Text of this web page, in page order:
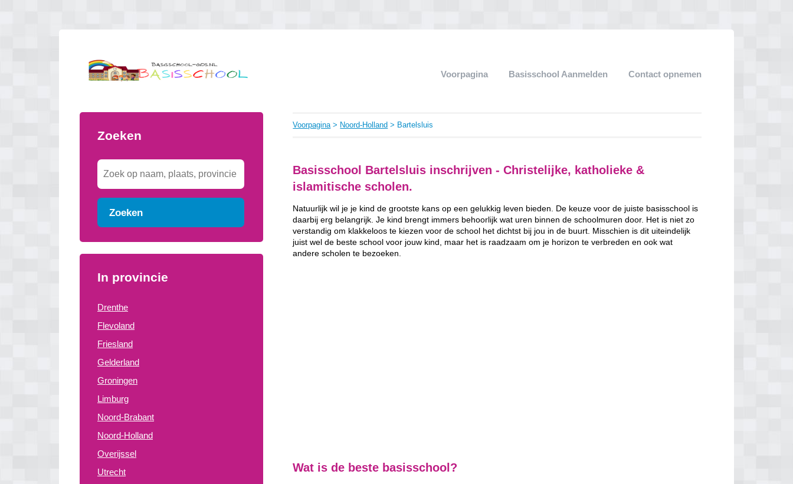
Voorpagina Basisschool Aanmelden Contact opnemen
Zoeken
Zoeken
In provincie
Drenthe
Flevoland
Friesland
Gelderland
Groningen
Limburg
Noord-Brabant
Noord-Holland
Overijssel
Utrecht
Voorpagina> Noord-Holland > Bartelsluis
Basisschool Bartelsluis inschrijven - Christelijke, katholieke &
islamitische scholen.
Natuurlijk wil je je kind de grootste kans op een gelukkig leven bieden. De keuze voor de juiste basisschool is
daarbij erg belangrijk. Je kind brengt immers behoorlijk wat uren binnen de schoolmuren door. Het is niet zo
verstandig om klakkeloos te kiezen voor de school het dichtst bij jou in de buurt. Misschien is dit uiteindelijk
juist wel de beste school voor jouw kind, maar het is raadzaam om je horizon te verbreden en ook wat
andere scholen te bezoeken.
Wat is de beste basisschool?